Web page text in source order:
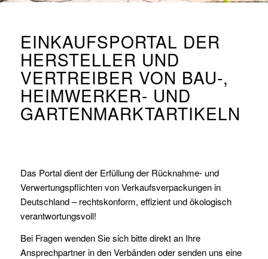
EINKAUFSPORTAL DER
HERSTELLER UND
VERTREIBER VON BAU-,
HEIMWERKER- UND
GARTENMARKTARTIKELN
Das Portal dient der Erfüllung der Rücknahme- und
Verwertungspflichten von Verkaufsverpackungen in
Deutschland – rechtskonform, effizient und ökologisch
verantwortungsvoll!
Bei Fragen wenden Sie sich bitte direkt an Ihre
Ansprechpartner in den Verbänden oder senden uns eine